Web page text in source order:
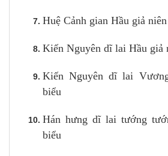
Huệ Cảnh gian Hầu giả
Kiến Nguyên dĩ lai Hầu giả
Kiến Nguyên dĩ lai
biểu
Hán hưng dĩ lai tướng
biểu